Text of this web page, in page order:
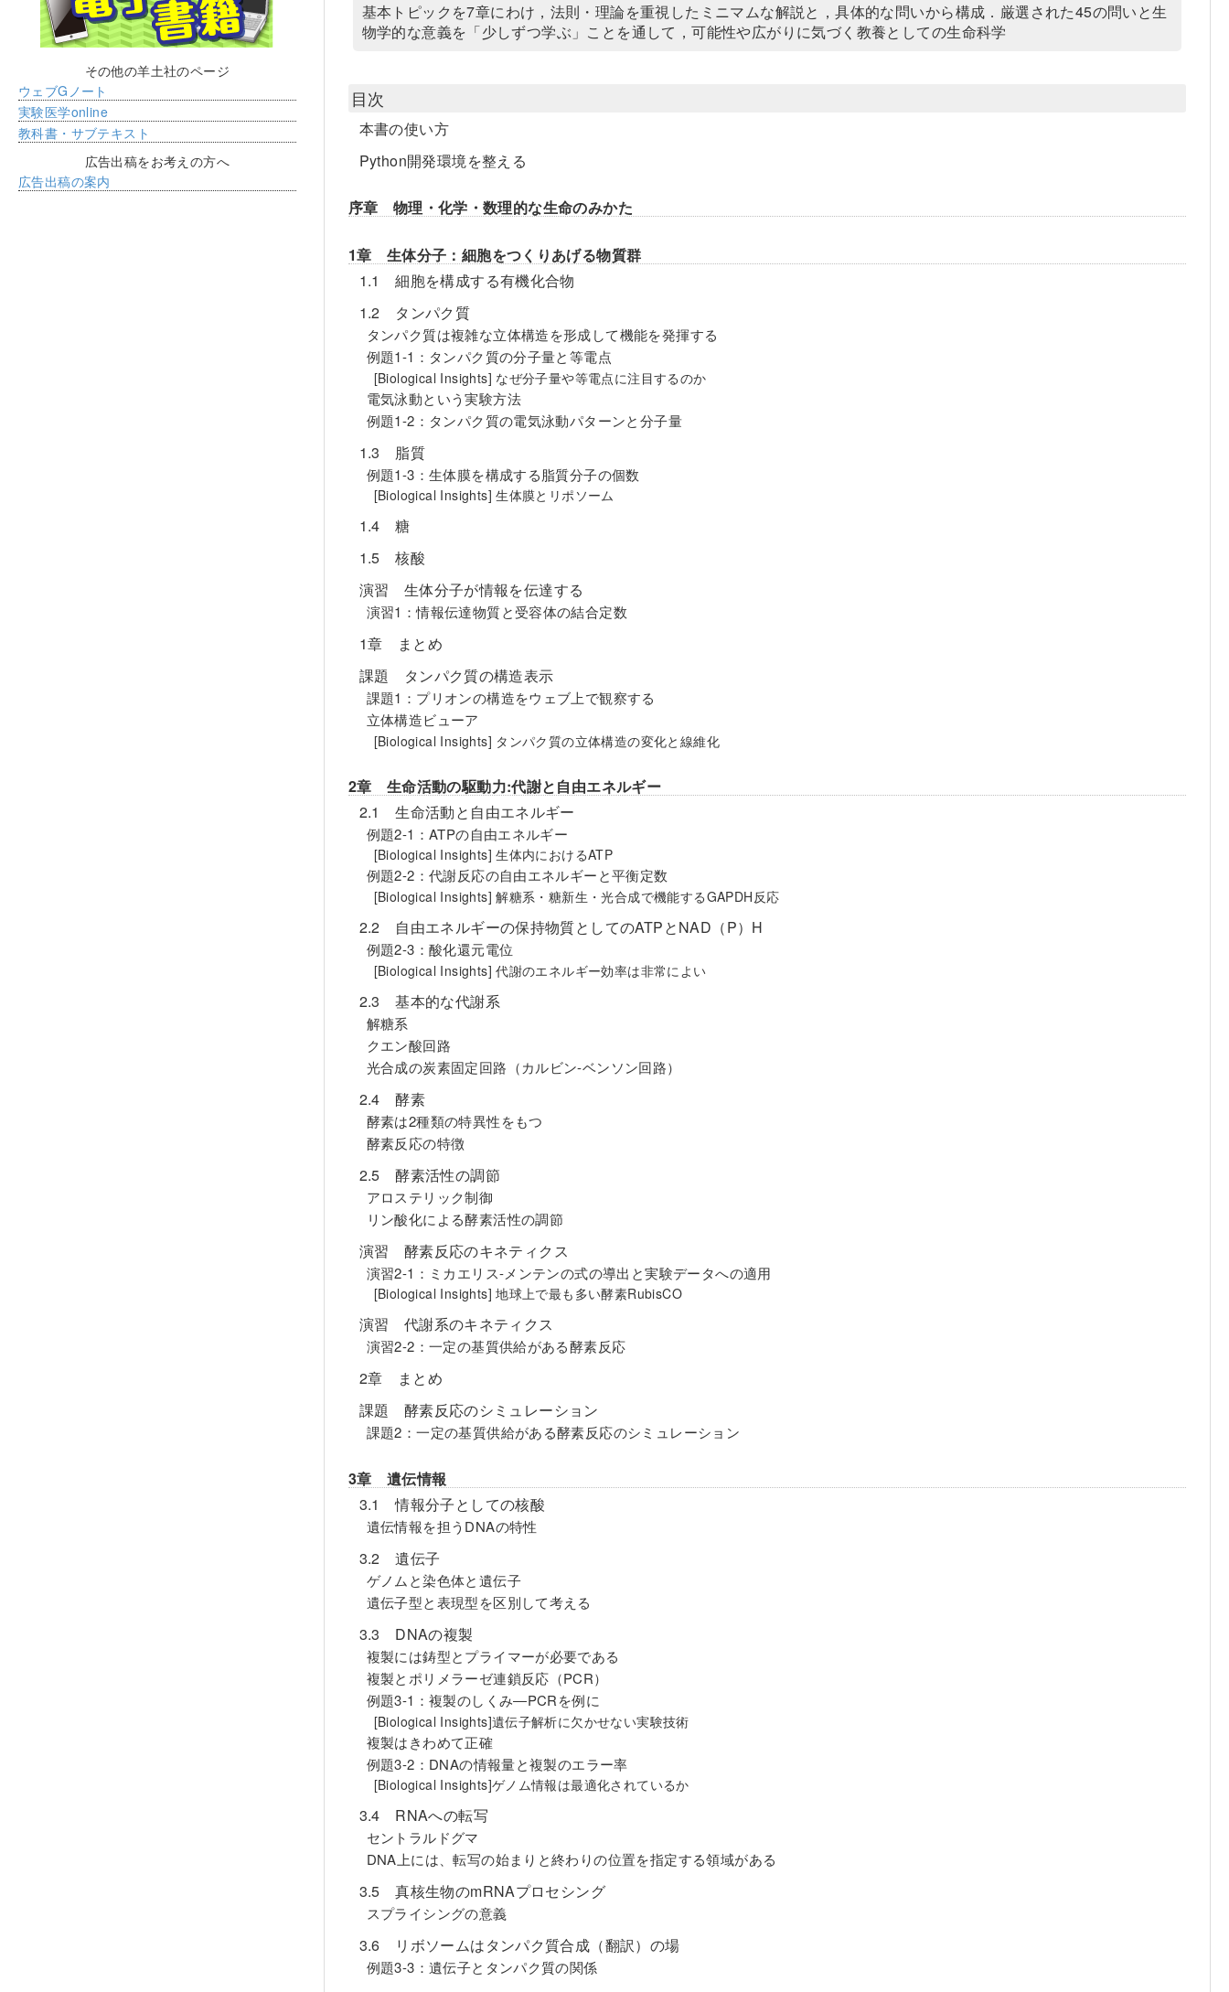
基本トピックを7章にわけ，法則・理論を重視したミニマムな解説と，具体的な問いから構成．厳選された45の問いと生
物学的な意義を「少しずつ学ぶ」ことを通して，可能性や広がりに気づく教養としての生命科学
目次
本書の使い方
Python開発環境を整える
序章 物理・化学・数理的な生命のみかた
1章 生体分子：細胞をつくりあげる物質群
1.1 細胞を構成する有機化合物
1.2 タンパク質
タンパク質は複雑な立体構造を形成して機能を発揮する
例題1-1：タンパク質の分子量と等電点
[Biological Insights] なぜ分子量や等電点に注目するのか
電気泳動という実験方法
例題1-2：タンパク質の電気泳動パターンと分子量
1.3 脂質
例題1-3：生体膜を構成する脂質分子の個数
[Biological Insights] 生体膜とリポソーム
1.4 糖
1.5 核酸
演習 生体分子が情報を伝達する
演習1：情報伝達物質と受容体の結合定数
1章 まとめ
課題 タンパク質の構造表示
課題1：プリオンの構造をウェブ上で観察する
立体構造ビューア
[Biological Insights] タンパク質の立体構造の変化と線維化
2章 生命活動の駆動力:代謝と自由エネルギー
2.1 生命活動と自由エネルギー
例題2-1：ATPの自由エネルギー
[Biological Insights] 生体内におけるATP
例題2-2：代謝反応の自由エネルギーと平衡定数
[Biological Insights] 解糖系・糖新生・光合成で機能するGAPDH反応
2.2 自由エネルギーの保持物質としてのATPとNAD（P）H
例題2-3：酸化還元電位
[Biological Insights] 代謝のエネルギー効率は非常によい
2.3 基本的な代謝系
解糖系
クエン酸回路
光合成の炭素固定回路（カルビン-ベンソン回路）
2.4 酵素
酵素は2種類の特異性をもつ
酵素反応の特徴
2.5 酵素活性の調節
アロステリック制御
リン酸化による酵素活性の調節
演習 酵素反応のキネティクス
演習2-1：ミカエリス-メンテンの式の導出と実験データへの適用
[Biological Insights] 地球上で最も多い酵素RubisCO
演習 代謝系のキネティクス
演習2-2：一定の基質供給がある酵素反応
2章 まとめ
課題 酵素反応のシミュレーション
課題2：一定の基質供給がある酵素反応のシミュレーション
3章 遺伝情報
3.1 情報分子としての核酸
遺伝情報を担うDNAの特性
3.2 遺伝子
ゲノムと染色体と遺伝子
遺伝子型と表現型を区別して考える
3.3 DNAの複製
複製には鋳型とプライマーが必要である
複製とポリメラーゼ連鎖反応（PCR）
例題3-1：複製のしくみ―PCRを例に
[Biological Insights]遺伝子解析に欠かせない実験技術
複製はきわめて正確
例題3-2：DNAの情報量と複製のエラー率
[Biological Insights]ゲノム情報は最適化されているか
3.4 RNAへの転写
セントラルドグマ
DNA上には、転写の始まりと終わりの位置を指定する領域がある
3.5 真核生物のmRNAプロセシング
スプライシングの意義
3.6 リボソームはタンパク質合成（翻訳）の場
例題3-3：遺伝子とタンパク質の関係
その他の羊土社のページ
ウェブGノート
実験医学online
教科書・サブテキスト
広告出稿をお考えの方へ
広告出稿の案内